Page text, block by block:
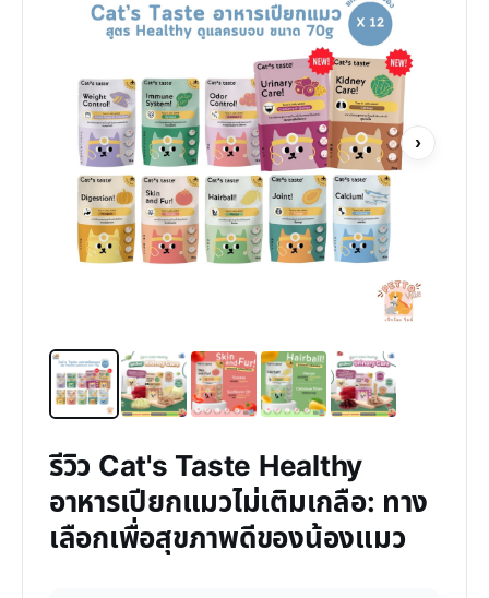
›
รีวิว Cat's Taste Healthy
อาหารเปียกแมวไม่เติมเกลือ: ทาง
เลือกเพื่อสุขภาพดีของน้องแมว